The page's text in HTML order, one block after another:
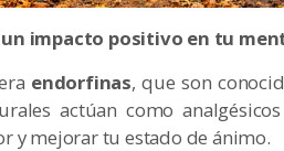
impacto positivo en tu
endorfinas, que son
actúan como
y mejorar tu estado de ánimo.